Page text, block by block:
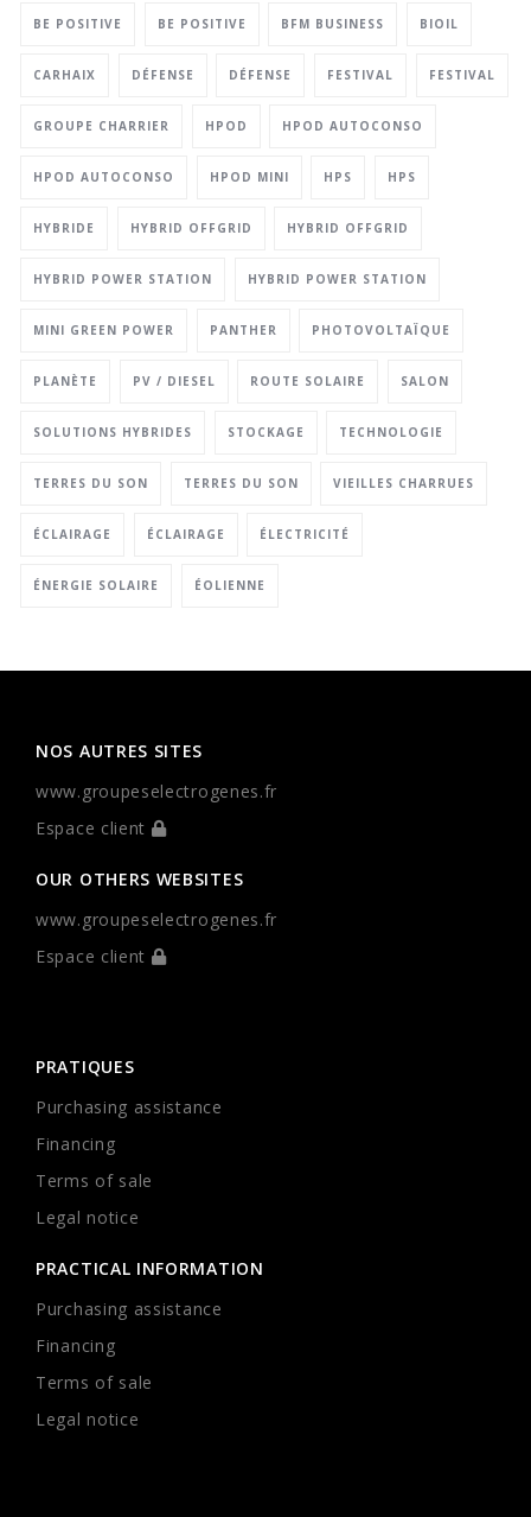
BE POSITIVE BE POSITIVE BFM BUSINESS BIOIL
CARHAIX DÉFENSE DÉFENSE FESTIVAL FESTIVAL
GROUPE CHARRIER HPOD HPOD AUTOCONSO
HPOD AUTOCONSO HPOD MINI HPS HPS
HYBRIDE HYBRID OFFGRID HYBRID OFFGRID
HYBRID POWER STATION HYBRID POWER STATION
MINI GREEN POWER PANTHER PHOTOVOLTAÏQUE
PLANÈTE PV / DIESEL ROUTE SOLAIRE SALON
SOLUTIONS HYBRIDES STOCKAGE TECHNOLOGIE
TERRES DU SON TERRES DU SON VIEILLES CHARRUES
ÉCLAIRAGE ÉCLAIRAGE ÉLECTRICITÉ
ÉNERGIE SOLAIRE ÉOLIENNE
NOS AUTRES SITES
www.groupeselectrogenes.fr
Espace client
OUR OTHERS WEBSITES
www.groupeselectrogenes.fr
Espace client
PRATIQUES
Purchasing assistance
Financing
Terms of sale
Legal notice
PRACTICAL INFORMATION
Purchasing assistance
Financing
Terms of sale
Legal notice